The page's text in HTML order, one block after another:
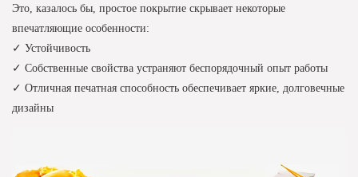
Это, казалось бы, простое покрытие скрывает некоторые
впечатляющие особенности:
✓ Устойчивость
✓ Собственные свойства устраняют беспорядочный опыт работы
✓ Отличная печатная способность обеспечивает яркие, долговечные
дизайны